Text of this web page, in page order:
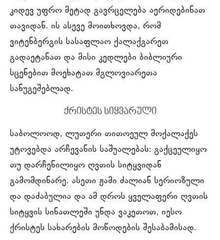
კიდევ უფრო მეტად გავრცელება აერიდებინათ
თავიდან. ის ასევე მოითხოვდა, რომ
ვიტენბერგის სასაფლაო ქალაქგარეთ
გადაეტანათ და მისი კედლები ბიბლიური
სცენებით მოეხატათ მგლოვიარეთა
სანუგეშებლად.
ქრისტეს სიყვარული
საბოლოოდ, ლუთერი თითოეულ მოქალაქეს
უტოვებდა არჩევანის საშუალებას: გაქცეულიყო
თუ დარჩენილიყო ღვთის სიტყვიდან
გამომდინარე. ასეთი ჟამი ძალიან სერიოზული
და დაძაბულია და ამ დროს ყველაფერი ღვთის
სიტყვის სინათლეში უნდა ვაკეთოთ, იესო
ქრისტეს სახარების მოწოდების შესაბამისად.